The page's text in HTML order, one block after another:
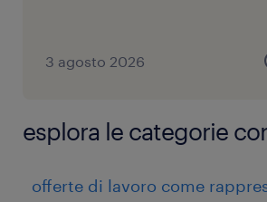
3 agosto 2026
esplora le categorie
offerte di lavoro come